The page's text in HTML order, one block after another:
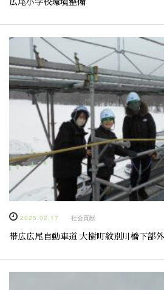
広尾小学校環境整備
2025.02.17 社会貢献
帯広広尾自動車道 大樹町紋別川橋下部